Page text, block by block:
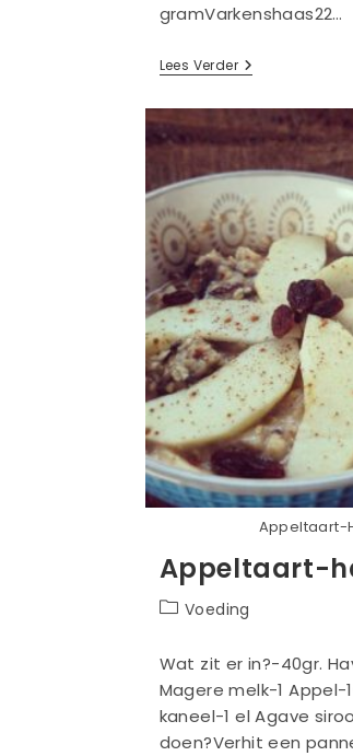
gramVarkenshaas22…
Lees VerderLijst
Met
Producten
Appeltaart-
Appeltaart-
Berichtcategorie:
Voeding
Wat zit er in?-40gr.
Magere melk-1 Appel-
kaneel-1 el Agave
doen?Verhit een